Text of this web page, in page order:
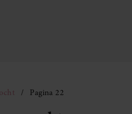
Pagina 22